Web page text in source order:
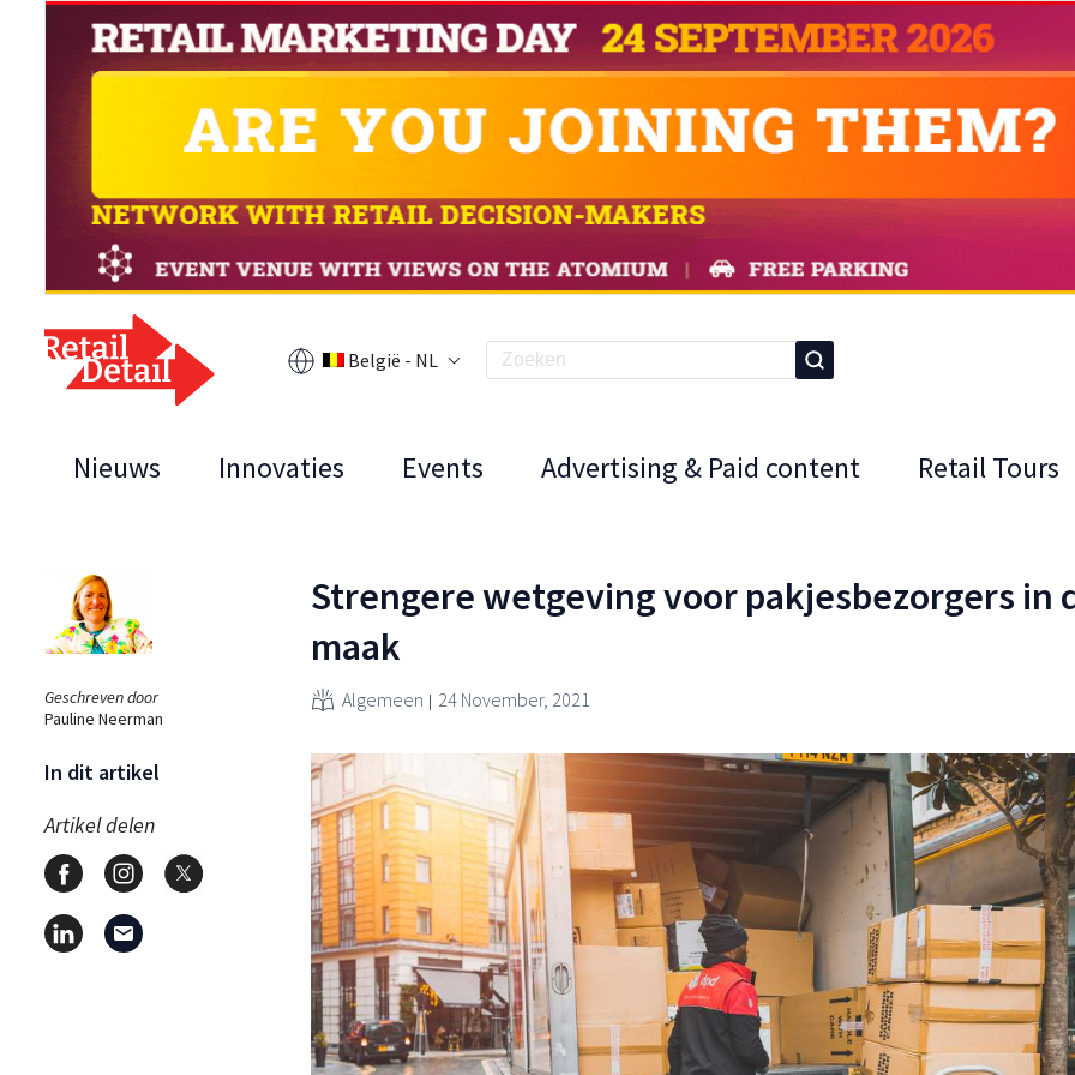
België - NL
Nieuws Innovaties Events Advertising & Paid content Retail Tours
Geschreven door
Pauline Neerman
In dit artikel
Artikel delen
Strengere wetgeving voor pakjesbezorgers in
maak
Algemeen 24 November, 2021